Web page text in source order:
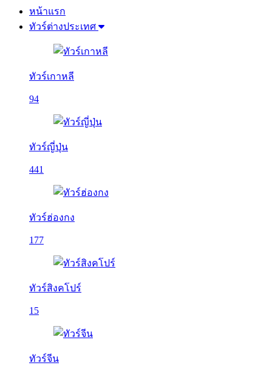
หน้าแรก
ทัวร์ต่างประเทศ
ทัวร์เกาหลี
94
ทัวร์ญี่ปุ่น
441
ทัวร์ฮ่องกง
177
ทัวร์สิงคโปร์
15
ทัวร์จีน